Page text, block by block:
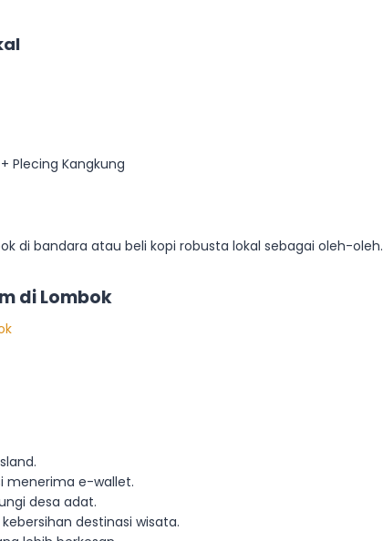
Plecing Kangkung
di bandara atau beli kopi robusta lokal sebagai oleh-oleh.
di Lombok
menerima e-wallet.
desa adat.
destinasi wisata.